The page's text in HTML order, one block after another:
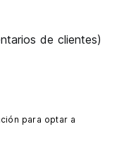
de clientes)
para optar a